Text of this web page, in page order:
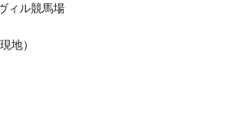
ィル競馬場
地）